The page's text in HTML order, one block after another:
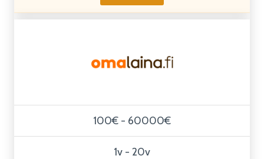
100€ - 60000€
1v - 20v